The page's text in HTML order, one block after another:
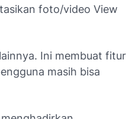
foto/video View
Ini membuat fitur
masih bisa